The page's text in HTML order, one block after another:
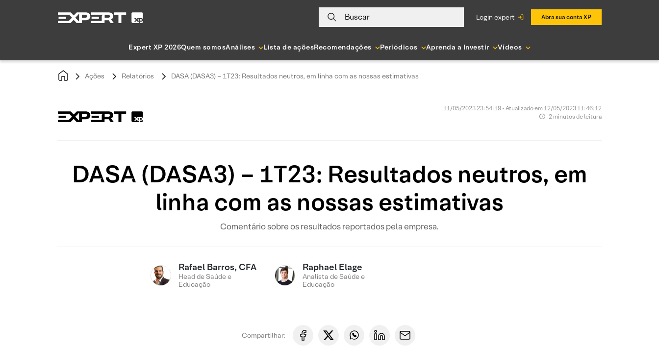
Buscar login expert Abra sua conta XP
Expert XP 2026Quem somosAnálises Lista de açõesRecomendações Periódicos Aprenda a Investir Vídeos
Ações Relatórios DASA (DASA3) – 1T23: Resultados neutros, em linha com as nossas estimativas
11/05/2023 23:54:19 • Atualizado em 12/05/2023 11:46:12
2 minutos de leitura
DASA (DASA3) – 1T23: Resultados neutros, em
linha com as nossas estimativas
Comentário sobre os resultados reportados pela empresa.
Rafael Barros, CFA
Head de Saúde e
Educação
Raphael Elage
Analista de Saúde e
Educação
Compartilhar: